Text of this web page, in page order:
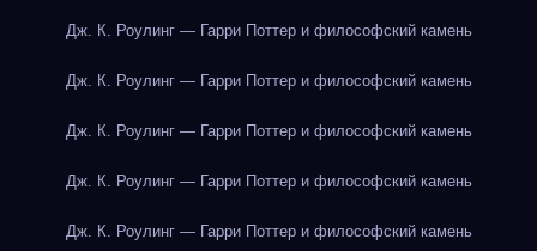
Дж. К. Роулинг — Гарри Поттер и философский камень
Дж. К. Роулинг — Гарри Поттер и философский камень
Дж. К. Роулинг — Гарри Поттер и философский камень
Дж. К. Роулинг — Гарри Поттер и философский камень
Дж. К. Роулинг — Гарри Поттер и философский камень